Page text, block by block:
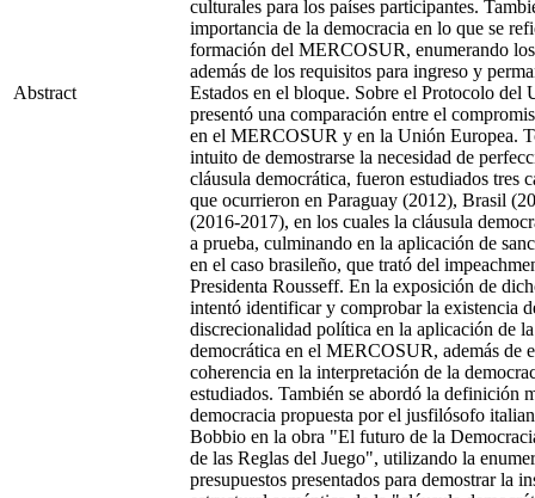
Abstract
culturales para los países participantes.
importancia de la democracia en lo que se
formación del MERCOSUR, enumerando
además de los requisitos para ingreso y
Estados en el bloque. Sobre el Protocolo del
presentó una comparación entre el
en el MERCOSUR y en la Unión Europea.
intuito de demostrarse la necesidad de
cláusula democrática, fueron estudiados tres
que ocurrieron en Paraguay (2012), Brasil
(2016-2017), en los cuales la cláusula
a prueba, culminando en la aplicación de
en el caso brasileño, que trató del
Presidenta Rousseff. En la exposición de
intentó identificar y comprobar la existencia
discrecionalidad política en la aplicación de
democrática en el MERCOSUR, además de
coherencia en la interpretación de la
estudiados. También se abordó la definición
democracia propuesta por el jusfilósofo
Bobbio en la obra "El futuro de la
de las Reglas del Juego", utilizando la
presupuestos presentados para demostrar la